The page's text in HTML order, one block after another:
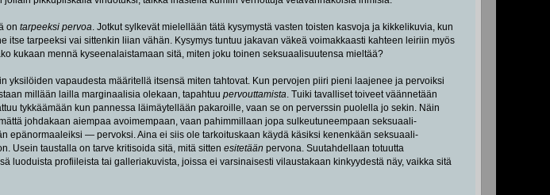
on tarpeeksi pervoa. Jotkut sylkevät mielellään tätä kysymystä vasten toisten kasvoja ja kikkelikuvia, kun
itse tarpeeksi vai sittenkin liian vähän. Kysymys tuntuu jakavan väkeä voimakkaasti kahteen leiriin myös
kukaan mennä kyseenalaistamaan sitä, miten joku toinen seksuaalisuutensa mieltää?
yksilöiden vapaudesta määritellä itsensä miten tahtovat. Kun pervojen piiri pieni laajenee ja pervoiksi
millään lailla marginaalisia olekaan, tapahtuu pervouttamista. Tuiki tavalliset toiveet väännetään
tykkäämään kun pannessa läimäytellään pakaroille, vaan se on perverssin puolella jo sekin. Näin
johdakaan aiempaa avoimempaan, vaan pahimmillaan jopa sulkeutuneempaan seksuaali-
epänormaaleiksi — pervoksi. Aina ei siis ole tarkoituskaan käydä käsiksi kenenkään seksuaali-
Usein taustalla on tarve kritisoida sitä, mitä sitten esitetään pervona. Suutahdellaan totuutta
luoduista profiileista tai galleriakuvista, joissa ei varsinaisesti vilaustakaan kinkyydestä näy, vaikka sitä